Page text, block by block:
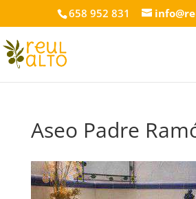
658 952 831
Aseo Padre